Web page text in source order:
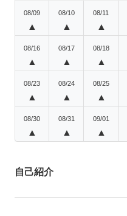
08/09
▲
08/10
▲
08/11
▲
08/16
▲
08/17
▲
08/18
▲
08/23
▲
08/24
▲
08/25
▲
08/30
▲
08/31
▲
09/01
▲
自己紹介